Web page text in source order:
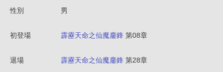
性別 男
初登場 霹靂天命之仙魔鏖鋒 第08章
退場 霹靂天命之仙魔鏖鋒 第28章